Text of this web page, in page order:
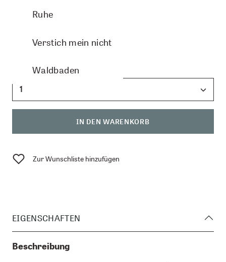
Ruhe
Verstich mein nicht
Waldbaden
verfügbar
CHF 69.00
Anzahl:
IN DEN WARENKORB
Zur Wunschliste hinzufügen
EIGENSCHAFTEN
Beschreibung